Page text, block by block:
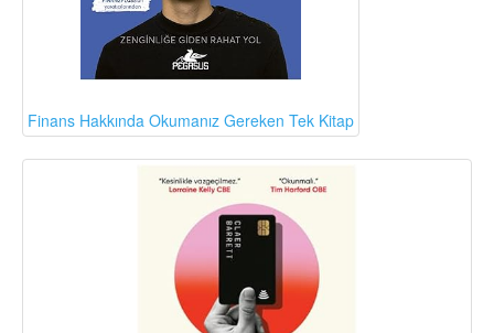
Finans Hakkında Okumanız Gereken Tek Kitap